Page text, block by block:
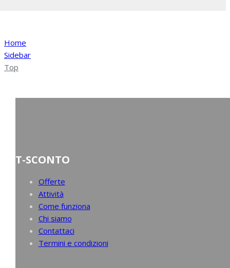
Home
Sidebar
Top
T-SCONTO
Offerte
Attività
Come funziona
Chi siamo
Contattaci
Termini e condizioni